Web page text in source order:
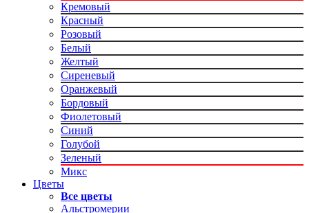
Кремовый
Красный
Розовый
Белый
Желтый
Сиреневый
Оранжевый
Бордовый
Фиолетовый
Синий
Голубой
Зеленый
Микс
Цветы
Все цветы
Альстромерии